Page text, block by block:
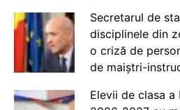
Secretarul de
disciplinele din
o criză de
de maiștri-
Elevii de clasa a